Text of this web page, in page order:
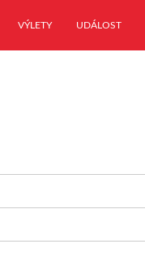
VÝLETY UDÁLOST